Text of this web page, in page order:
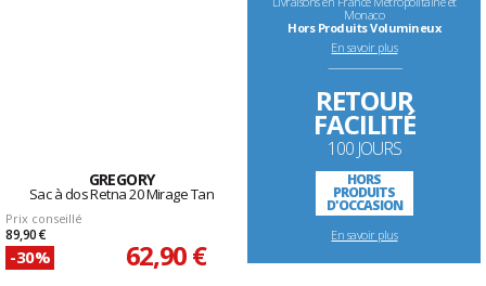
GREGORY
Sac à dos Retna 20 Mirage Tan
Prix conseillé
89,90 €
-30% 62,90 €
Monaco
Hors Produits Volumineux
En savoir plus
--------------------------------------------------------------------
RETOUR
FACILITÉ
100 JOURS
HORS
PRODUITS
D'OCCASION
En savoir plus